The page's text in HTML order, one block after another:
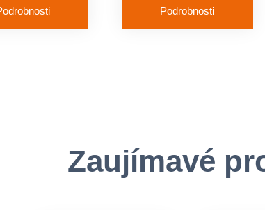
Podrobnosti
Zaujímavé